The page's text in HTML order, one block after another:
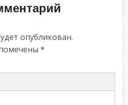
опубликован.
*